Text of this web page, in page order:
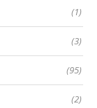
(1)
(3)
(95)
(2)